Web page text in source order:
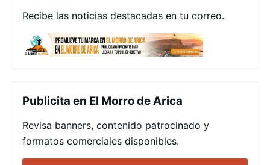
Recibe las noticias destacadas en tu correo.
Publicita en El Morro de Arica
Revisa banners, contenido patrocinado y
formatos comerciales disponibles.